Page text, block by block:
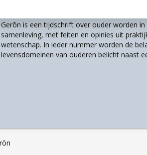
Gerōn is een tijdschrift over ouder worden in
samenleving, met feiten en opinies uit
wetenschap. In ieder nummer worden de
levensdomeinen van ouderen belicht naast